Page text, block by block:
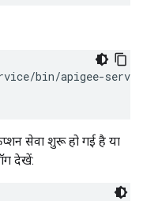
bin/apigee-
सेवा शुरू हो गई है या
देखें: